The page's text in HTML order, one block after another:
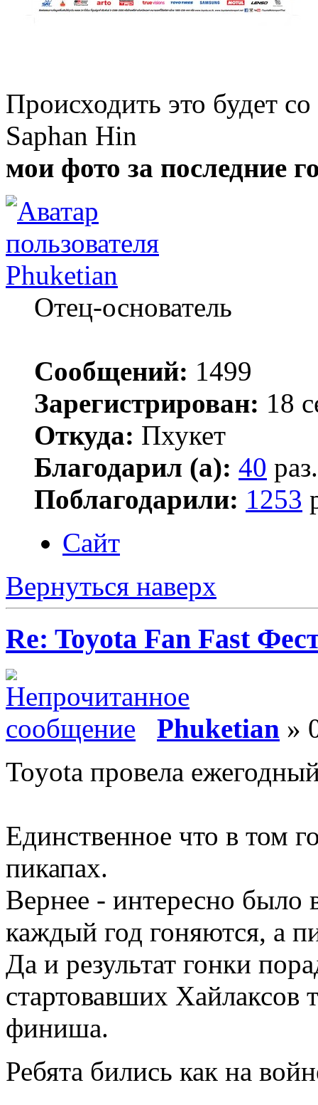
Происходить это будет
Saphan Hin
мои фото за последние
Phuketian
Отец-основатель
Сообщений: 1499
Зарегистрирован: 18
Откуда: Пхукет
Благодарил (а): 40 раз.
Поблагодарили: 1253
Сайт
Вернуться наверх
Re: Toyota Fan Fast
Phuketian »
Toyota провела
Единственное что в том
пикапах.
Вернее - интересно было
каждый год гоняются, а
Да и результат гонки
стартовавших
финиша.
Ребята бились как на